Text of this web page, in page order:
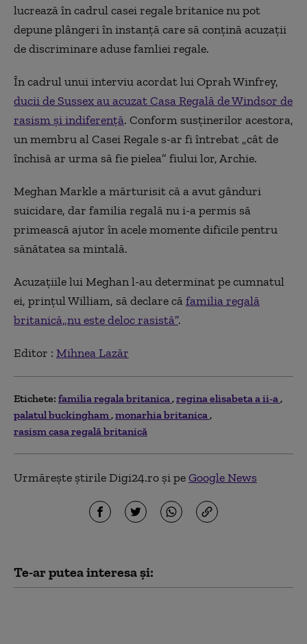
lucrează în cadrul casei regale britanice nu pot
depune plângeri în instanță care să conțină acuzații
de discriminare aduse famliei regale.
În cadrul unui interviu acordat lui Oprah Winfrey,
ducii de Sussex au acuzat Casa Regală de Windsor de
rasism și indiferență. Conform susținerilor acestora,
un membru al Casei Regale s-ar fi întrebat „cât de
închisă ar urma să fie pielea” fiului lor, Archie.
Meghan Markle a mărturisit că a avut gânduri
suicidare, dar familia regală nu i-a permis să
primească ajutor în acele momente dificile pentru
sănătatea sa mintală.
Acuzațiile lui Meghan l-au determinat pe cumnatul
ei, prințul William, să declare căfamilia regală
britanică„nu este deloc rasistă”.
Editor : Mihnea Lazăr
Etichete: familia regala britanica regina elisabeta a ii-a
palatul buckingham monarhia britanica
rasism casa regală britanică
Urmărește știrile Digi24.ro și peGoogle News
Te-ar putea interesa și: